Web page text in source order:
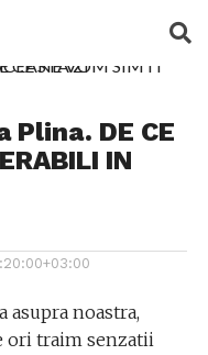
Plina. DE CE
IN
asupra noastra,
ori traim senzatii